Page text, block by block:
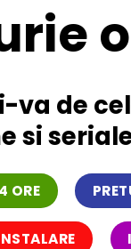
va de
si
ORE